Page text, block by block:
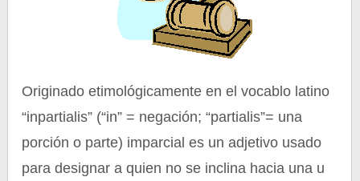
Originado etimológicamente en el vocablo latino
“inpartialis” (“in” = negación; “partialis”= una
porción o parte) imparcial es un adjetivo usado
para designar a quien no se inclina hacia una u